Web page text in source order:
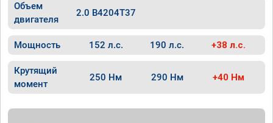
Объем
двигателя
2.0 B4204T37
Мощность 152 л.с. 190 л.с. +38 л.с.
Крутящий
момент
250 Нм 290 Нм +40 Нм